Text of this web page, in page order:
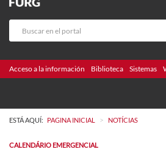
Acceso a la información Biblioteca Sistemas
ESTÁ AQUÍ: PAGINA INICIAL > NOTÍCIAS
CALENDÁRIO EMERGENCIAL